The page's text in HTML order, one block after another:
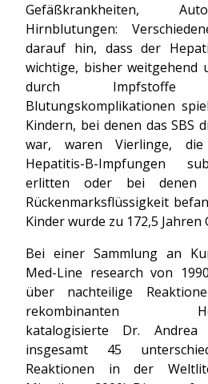
Gefäßkrankheiten,
Hirnblutungen:
darauf hin, dass der
wichtige, bisher weitgehend
durch Impfstoffe
Blutungskomplikationen
Kindern, bei denen das SBS
war, waren Vierlinge,
Hepatitis-B-Impfungen
erlitten oder bei
Rückenmarksflüssigkeit
Kinder wurde zu 172,5
Bei einer Sammlung an
Med-Line research von
über nachteilige
rekombinanten
katalogisierte Dr.
insgesamt 45
Reaktionen in der